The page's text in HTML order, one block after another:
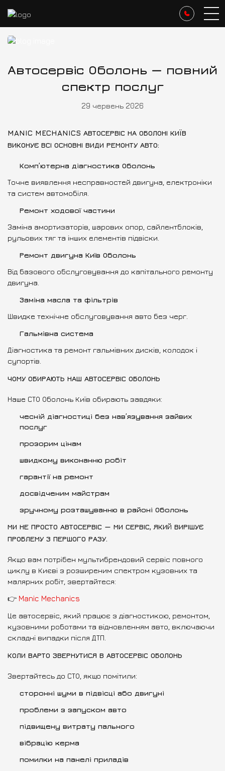
Блог
Автосервіс Оболонь — повний
спектр послуг
29 червень 2026
MANIC MECHANICS АВТОСЕРВІС НА ОБОЛОНІ КИЇВ
ВИКОНУЄ ВСІ ОСНОВНІ ВИДИ РЕМОНТУ АВТО:
Комп’ютерна діагностика Оболонь
Точне виявлення несправностей двигуна, електроніки
та систем автомобіля.
Ремонт ходової частини
Заміна амортизаторів, шарових опор, сайлентблоків,
рульових тяг та інших елементів підвіски.
Ремонт двигуна Київ Оболонь
Від базового обслуговування до капітального ремонту
двигуна.
Заміна масла та фільтрів
Швидке технічне обслуговування авто без черг.
Гальмівна система
Діагностика та ремонт гальмівних дисків, колодок і
супортів.
ЧОМУ ОБИРАЮТЬ НАШ АВТОСЕРВІС ОБОЛОНЬ
Наше СТО Оболонь Київ обирають завдяки:
чесній діагностиці без нав’язування зайвих
послуг
прозорим цінам
швидкому виконанню робіт
гарантії на ремонт
досвідченим майстрам
зручному розташуванню в районі Оболонь
МИ НЕ ПРОСТО АВТОСЕРВІС — МИ СЕРВІС, ЯКИЙ ВИРІШУЄ
ПРОБЛЕМУ З ПЕРШОГО РАЗУ.
Якщо вам потрібен мультибрендовий сервіс повного
циклу в Києві з розширеним спектром кузовних та
малярних робіт, звертайтеся:
👉 Manic Mechanics
Це автосервіс, який працює з діагностикою, ремонтом,
кузовними роботами та відновленням авто, включаючи
складні випадки після ДТП.
КОЛИ ВАРТО ЗВЕРНУТИСЯ В АВТОСЕРВІС ОБОЛОНЬ
Звертайтесь до СТО, якщо помітили:
сторонні шуми в підвісці або двигуні
проблеми з запуском авто
підвищену витрату пального
вібрацію керма
помилки на панелі приладів